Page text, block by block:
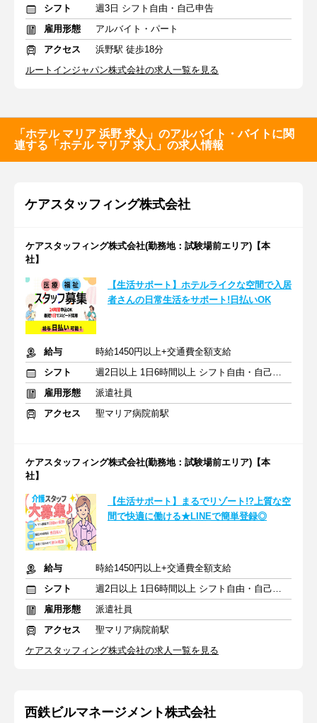
シフト
週3日 シフト自由・自己申告
雇用形態
アルバイト・パート
アクセス
浜野駅 徒歩18分
ルートインジャパン株式会社の求人一覧を見る
「ホテル マリア 浜野 求人」のアルバイト・バイトに関
連する「ホテル マリア 求人」の求人情報
ケアスタッフィング株式会社
ケアスタッフィング株式会社(勤務地：試験場前エリア)【本
社】
【生活サポート】ホテルライクな空間で入居
者さんの日常生活をサポート!日払いOK
給与
時給1450円以上+交通費全額支給
シフト
週2日以上 1日6時間以上 シフト自由・自己申告
雇用形態
派遣社員
アクセス
聖マリア病院前駅
ケアスタッフィング株式会社(勤務地：試験場前エリア)【本
社】
【生活サポート】まるでリゾート!?上質な空
間で快適に働ける★LINEで簡単登録◎
給与
時給1450円以上+交通費全額支給
シフト
週2日以上 1日6時間以上 シフト自由・自己申告
雇用形態
派遣社員
アクセス
聖マリア病院前駅
ケアスタッフィング株式会社の求人一覧を見る
西鉄ビルマネージメント株式会社